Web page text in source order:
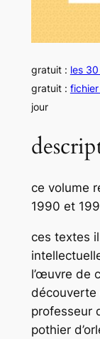
gratuit : les
gratuit :
jour
ce volume
1990 et
ces textes
l’œuvre de
découverte
professeur
pothier